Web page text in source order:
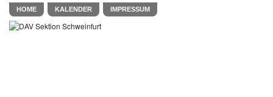
HOME KALENDER IMPRESSUM